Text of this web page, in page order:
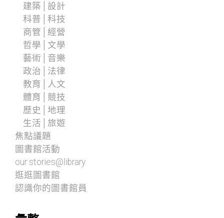
建築│設計
科普│科技
商管│經營
哲學│文學
藝術│音樂
政治│法律
教育│人文
體育│競技
歷史│地理
生活│旅遊
焦點議題
圖書館活動
our stories@library
逛逛圖書館
認識你的圖書館員